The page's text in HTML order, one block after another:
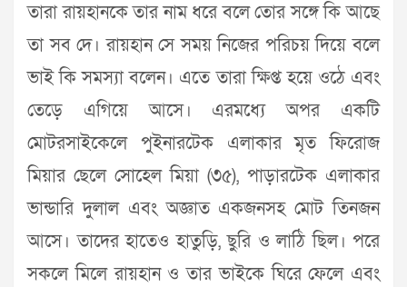
তারা রায়হানকে তার নাম ধরে বলে তোর সঙ্গে কি আছে
তা সব দে। রায়হান সে সময় নিজের পরিচয় দিয়ে বলে
ভাই কি সমস্যা বলেন। এতে তারা ক্ষিপ্ত হয়ে ওঠে এবং
তেড়ে এগিয়ে আসে। এরমধ্যে অপর একটি
মোটরসাইকেলে পুইনারটেক এলাকার মৃত ফিরোজ
মিয়ার ছেলে সোহেল মিয়া (৩৫), পাড়ারটেক এলাকার
ভান্ডারি দুলাল এবং অজ্ঞাত একজনসহ মোট তিনজন
আসে। তাদের হাতেও হাতুড়ি, ছুরি ও লাঠি ছিল। পরে
সকলে মিলে রায়হান ও তার ভাইকে ঘিরে ফেলে এবং